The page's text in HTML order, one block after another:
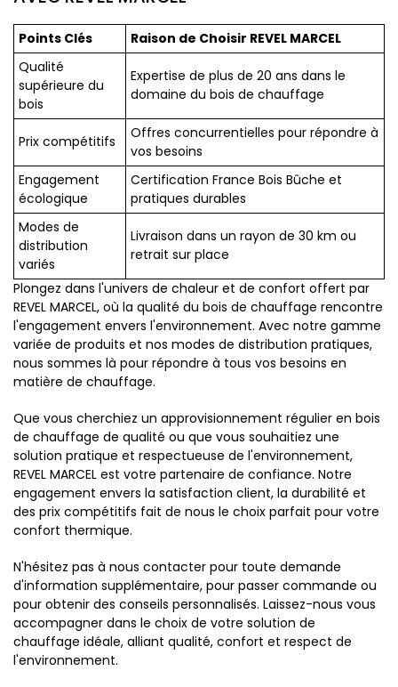
Points Clés
Raison de Choisir REVEL MARCEL
Qualité
supérieure du
bois
Expertise de plus de 20 ans dans le
domaine du bois de chauffage
Prix compétitifs
Offres concurrentielles pour répondre à
vos besoins
Engagement
écologique
Certification France Bois Bûche et
pratiques durables
Modes de
distribution
variés
Livraison dans un rayon de 30 km ou
retrait sur place
Plongez dans l'univers de chaleur et de confort offert par
REVEL MARCEL, où la qualité du bois de chauffage rencontre
l'engagement envers l'environnement. Avec notre gamme
variée de produits et nos modes de distribution pratiques,
nous sommes là pour répondre à tous vos besoins en
matière de chauffage.
Que vous cherchiez un approvisionnement régulier en bois
de chauffage de qualité ou que vous souhaitiez une
solution pratique et respectueuse de l'environnement,
REVEL MARCEL est votre partenaire de confiance. Notre
engagement envers la satisfaction client, la durabilité et
des prix compétitifs fait de nous le choix parfait pour votre
confort thermique.
N'hésitez pas à nous contacter pour toute demande
d'information supplémentaire, pour passer commande ou
pour obtenir des conseils personnalisés. Laissez-nous vous
accompagner dans le choix de votre solution de
chauffage idéale, alliant qualité, confort et respect de
l'environnement.